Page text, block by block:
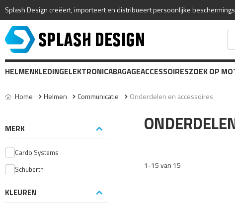
Splash Design creëert, importeert en distribueert persoonlijke
HELMENKLEDINGELEKTRONICABAGAGEACCESSOIRESZOEK OP
Home Helmen Communicatie Onderdelen en accessoires
MERK
Cardo Systems
Schuberth
KLEUREN
1-15 van 15